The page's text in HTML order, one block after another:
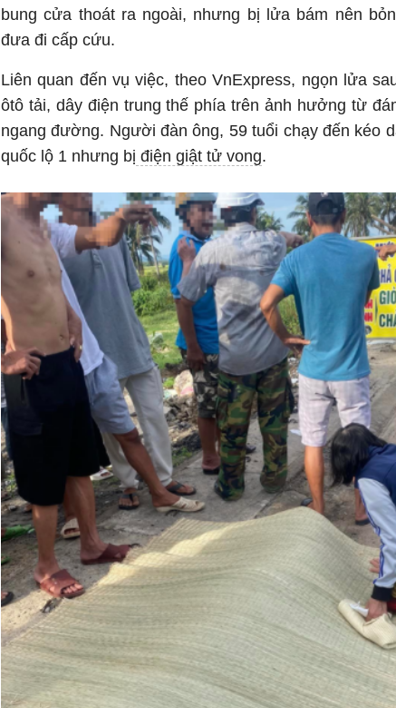
bung cửa thoát ra ngoài, nhưng bị lửa bám nên
đưa đi cấp cứu.
Liên quan đến vụ việc, theo VnExpress, ngọn lửa
ôtô tải, dây điện trung thế phía trên ảnh hưởng từ
ngang đường. Người đàn ông, 59 tuổi chạy đến kéo
quốc lộ 1 nhưng bị điện giật tử vong.